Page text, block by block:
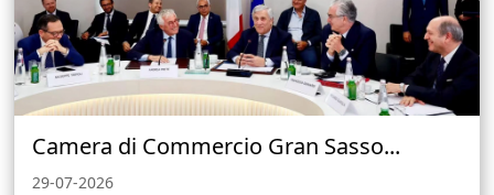
Camera di Commercio Gran Sasso...
29-07-2026